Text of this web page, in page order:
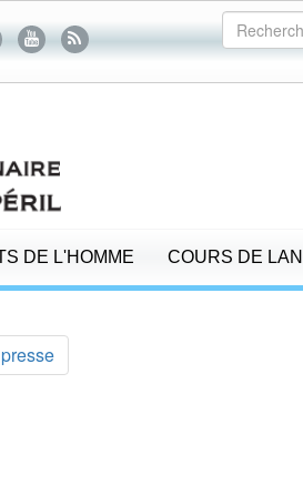
DE L'HOMME COURS DE